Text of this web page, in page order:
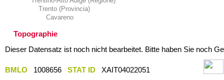
Trento (Provincia)
Cavareno
Topographie
Dieser Datensatz ist noch nicht bearbeitet. Bitte haben Sie noch
BMLO 1008656 STAT ID
XAIT04022051